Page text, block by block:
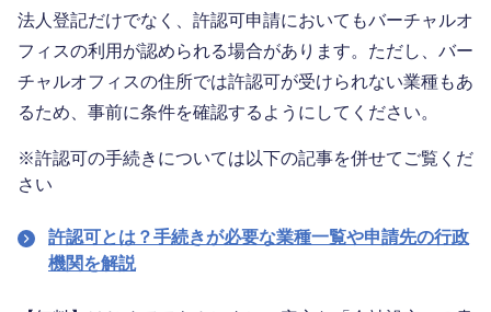
法人登記だけでなく、許認可申請においてもバーチャルオ
フィスの利用が認められる場合があります。ただし、バー
チャルオフィスの住所では許認可が受けられない業種もあ
るため、事前に条件を確認するようにしてください。
※許認可の手続きについては以下の記事を併せてご覧くだ
さい
許認可とは？手続きが必要な業種一覧や申請先の行政
機関を解説